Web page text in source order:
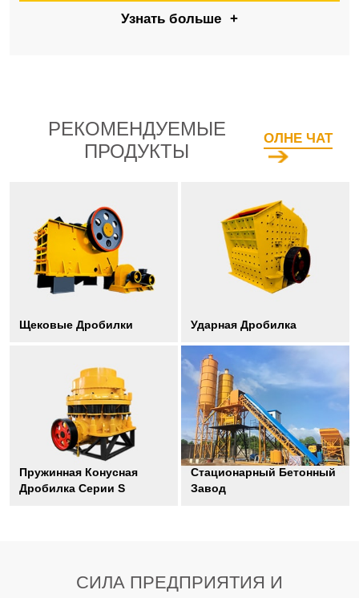
Узнать больше +
РЕКОМЕНДУЕМЫЕ
ПРОДУКТЫ
ОЛНЕ ЧАТ
Щековые Дробилки Ударная Дробилка
Пружинная Конусная
Дробилка Серии S
Стационарный Бетонный
Завод
СИЛА ПРЕДПРИЯТИЯ И